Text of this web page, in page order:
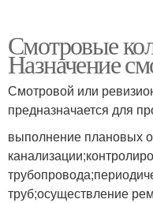
Смотровые
Назначение
Смотровой или
предназначается для
выполнение плановых
труб;осуществление